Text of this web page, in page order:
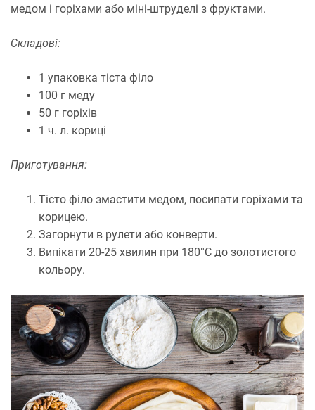
медом і горіхами або міні-штруделі з фруктами.
Складові:
1 упаковка тіста філо
100 г меду
50 г горіхів
1 ч. л. кориці
Приготування:
Тісто філо змастити медом, посипати горіхами та
корицею.
Загорнути в рулети або конверти.
Випікати 20-25 хвилин при 180°C до золотистого
кольору.